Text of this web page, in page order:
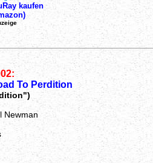
kaufen
To Perdition
Newman